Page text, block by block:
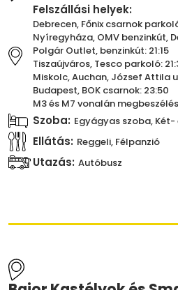
Felszállási helyek:
Debrecen, Főnix csarnok
Nyíregyháza, OMV benzinkút,
Polgár Outlet, benzinkút: 21:15
Tiszaújváros, Tesco parkoló:
Miskolc, Auchan, József Attila
Budapest, BOK csarnok: 23:50
M3 és M7 vonalán
Szoba: Egyágyas szoba,
Ellátás: Reggeli, Félpanzió
Utazás: Autóbusz